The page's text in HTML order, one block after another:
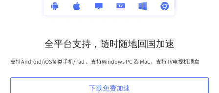
全平台支持，随时随地回国加速
支持Android/iOS各类手机/Pad 、支持Windows PC 及 Mac 、支持TV电视机顶盒
下载免费加速